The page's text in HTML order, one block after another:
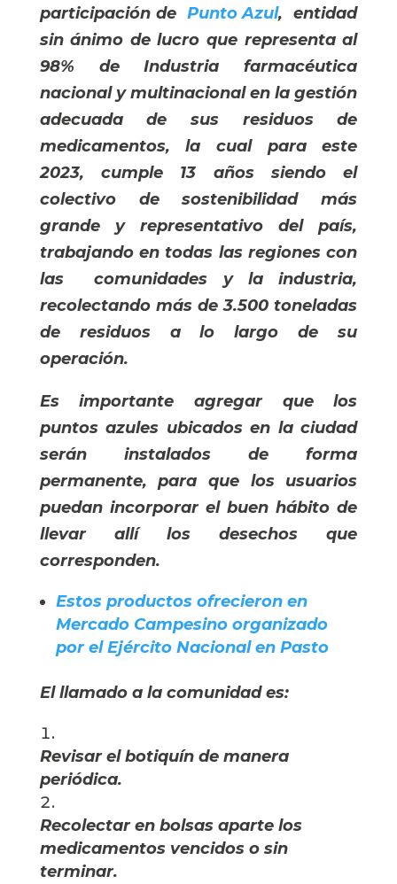
participación de Punto Azul, entidad
sin ánimo de lucro que representa al
98% de Industria farmacéutica
nacional y multinacional en la gestión
adecuada de sus residuos de
medicamentos, la cual para este
2023, cumple 13 años siendo el
colectivo de sostenibilidad más
grande y representativo del país,
trabajando en todas las regiones con
las comunidades y la industria,
recolectando más de 3.500 toneladas
de residuos a lo largo de su
operación.
Es importante agregar que los
puntos azules ubicados en la ciudad
serán instalados de forma
permanente, para que los usuarios
puedan incorporar el buen hábito de
llevar allí los desechos que
corresponden.
Estos productos ofrecieron en
Mercado Campesino organizado
por el Ejército Nacional en Pasto
El llamado a la comunidad es:
Revisar el botiquín de manera
periódica.
Recolectar en bolsas aparte los
medicamentos vencidos o sin
terminar.